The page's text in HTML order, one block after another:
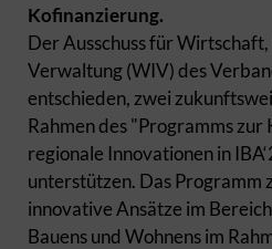
Kofinanzierung.
Der Ausschuss für
Verwaltung (WIV) des
entschieden, zwei
Rahmen des "Programms
regionale Innovationen in
unterstützen. Das Programm
innovative Ansätze im
Bauens und Wohnens im